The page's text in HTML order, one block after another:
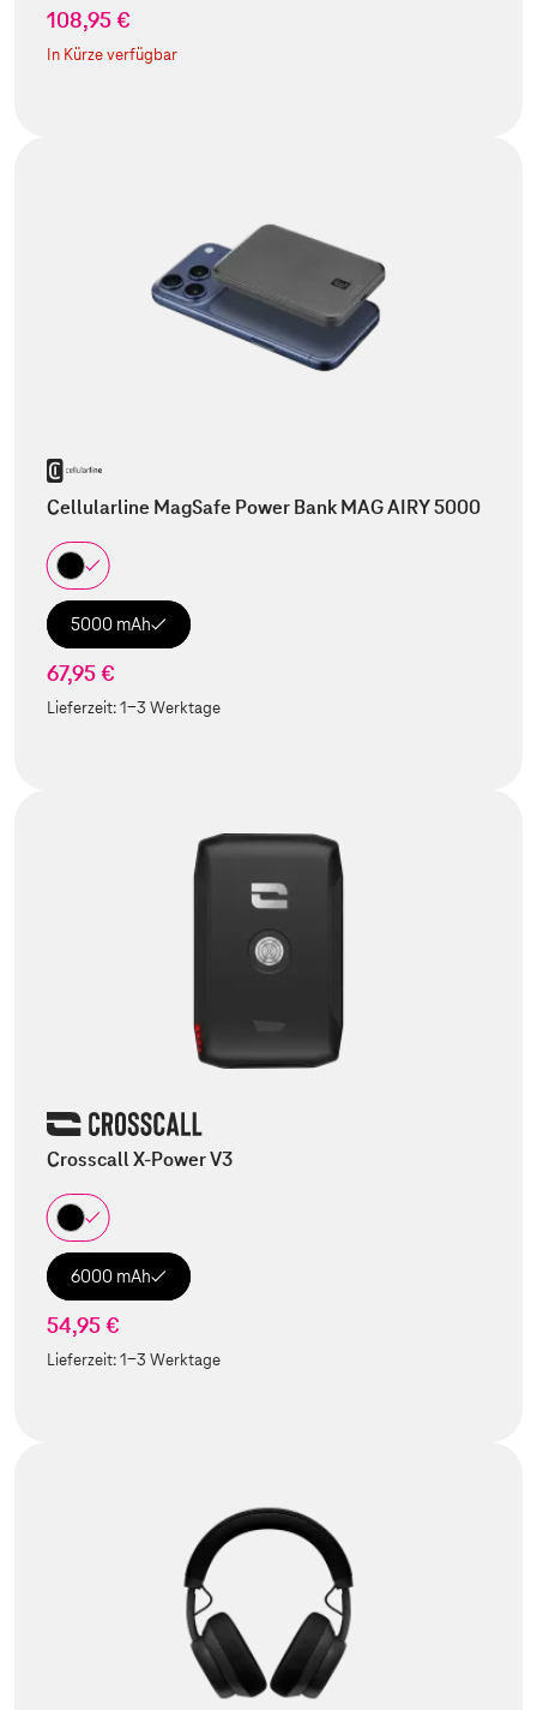
108,95 €
In Kürze verfügbar
Cellularline MagSafe Power Bank MAG AIRY 5000
5000 mAh
67,95 €
Lieferzeit:1-3 Werktage
Crosscall X-Power V3
6000 mAh
54,95 €
Lieferzeit:1-3 Werktage